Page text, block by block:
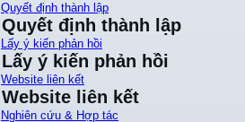
Quyết định thành lập
Quyết định thành lập
Lấy ý kiến phản hồi
Lấy ý kiến phản hồi
Website liên kết
Website liên kết
Nghiên cứu & Hợp tác